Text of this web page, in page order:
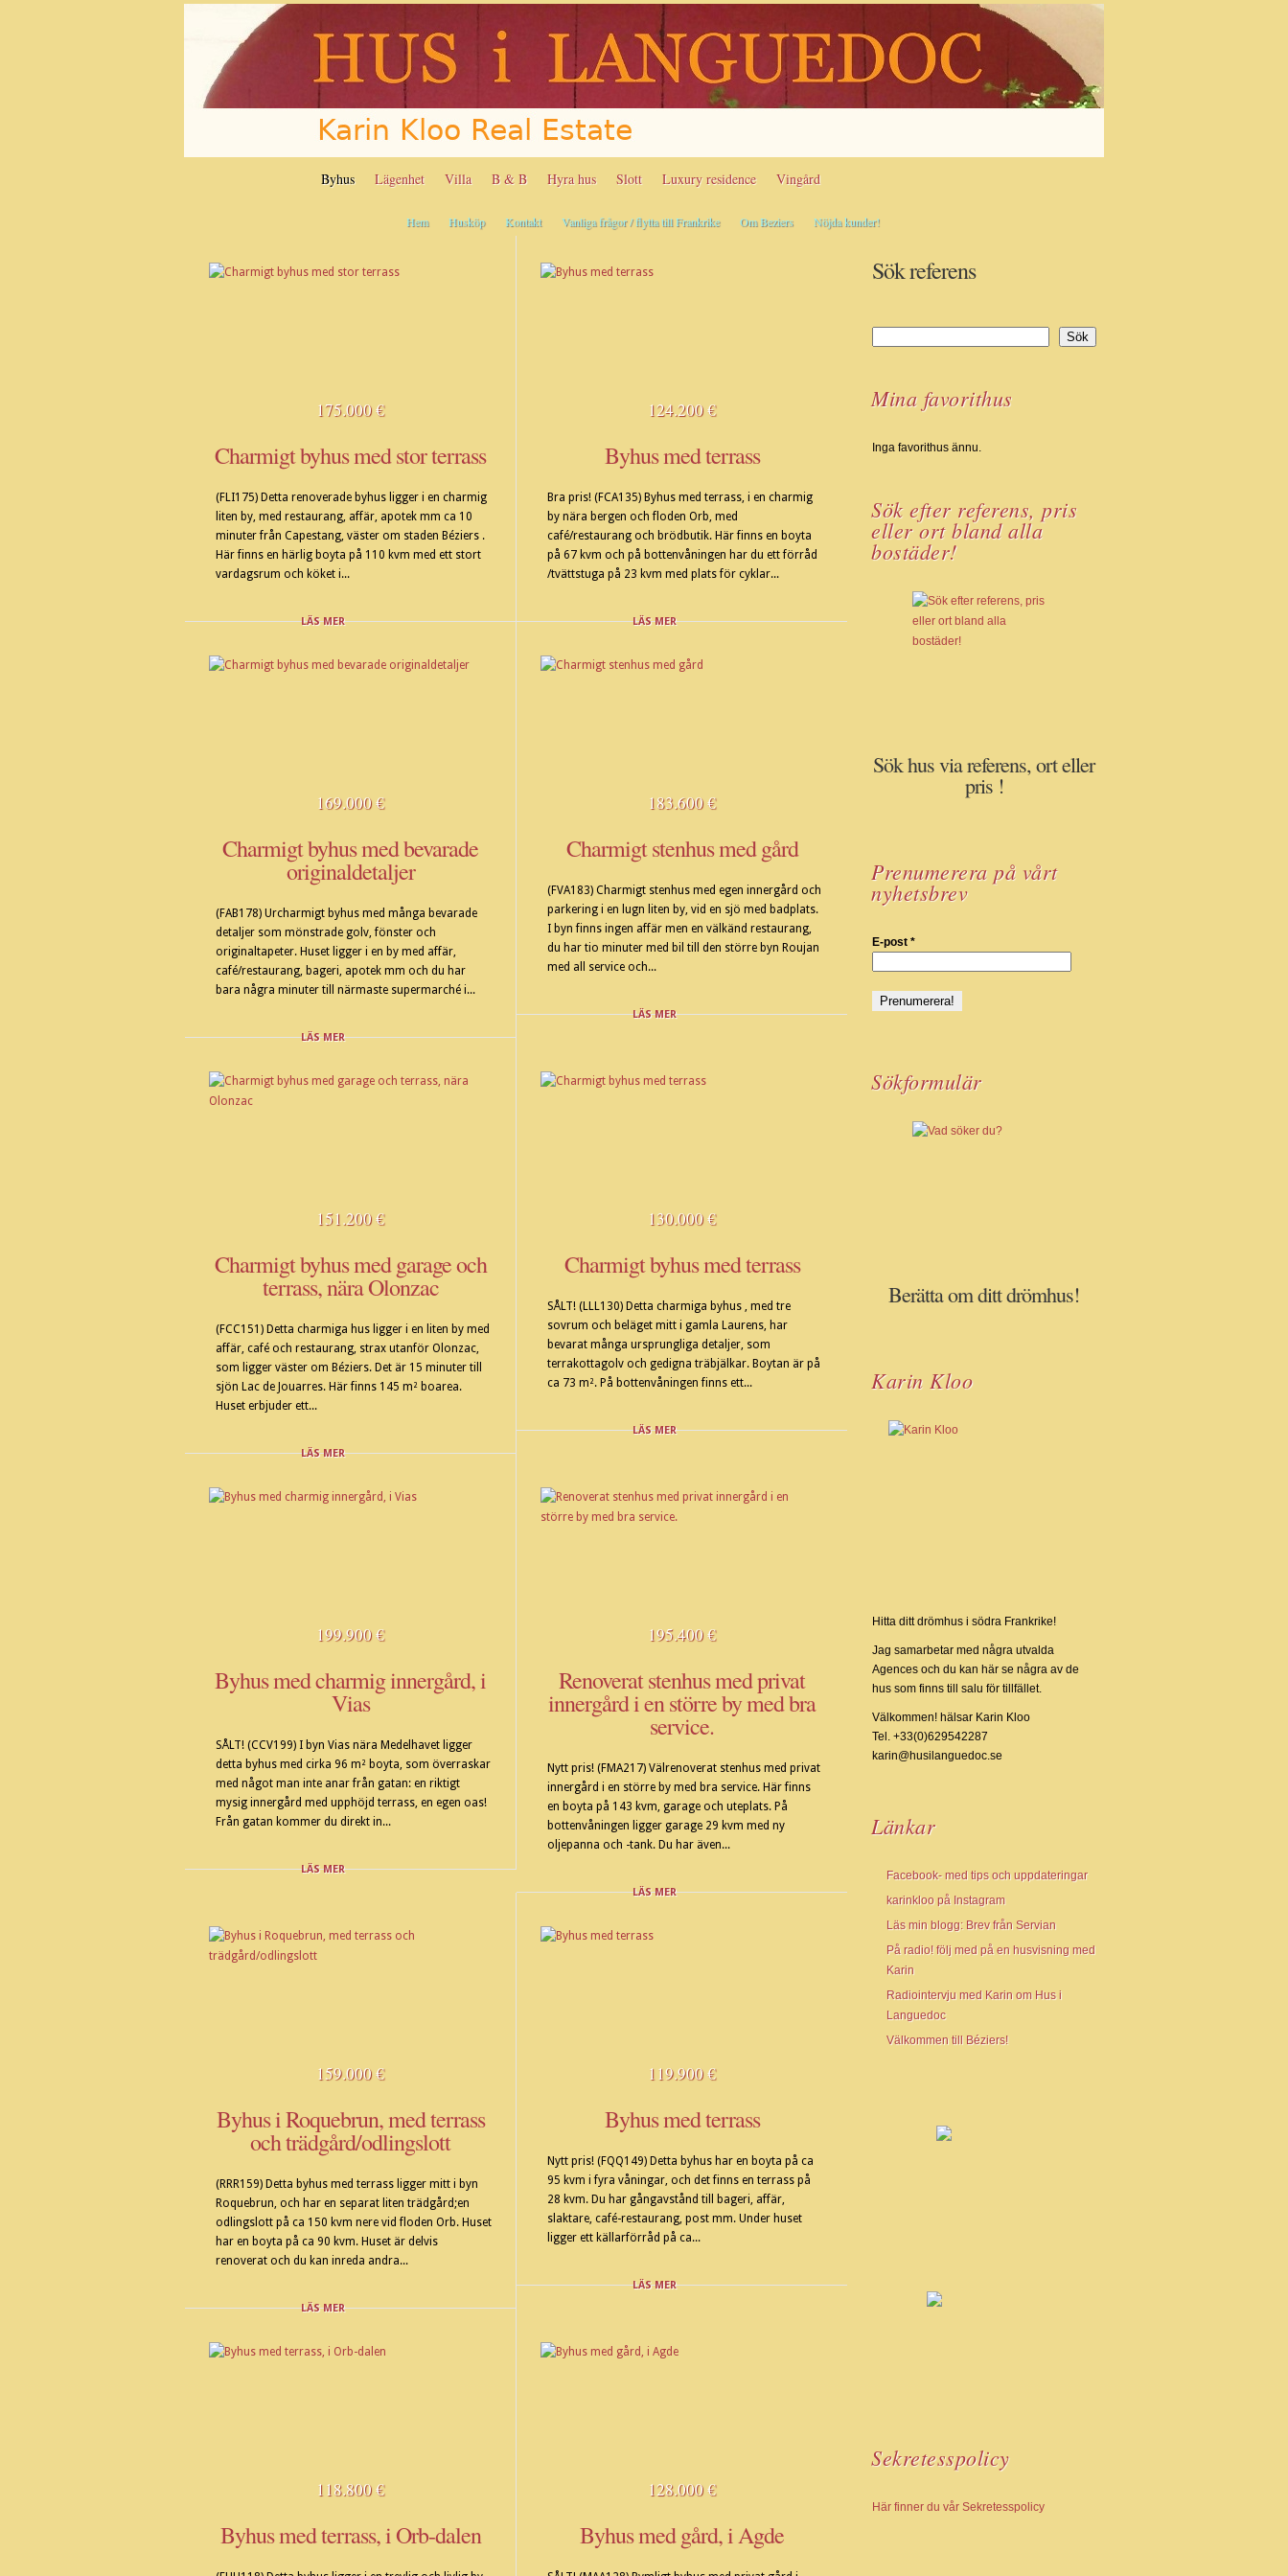
Byhus Lägenhet Villa B & B Hyra hus Slott Luxury residence Vingård
Hem Husköp Kontakt Vanliga frågor / flytta till Frankrike Om Beziers Nöjda kunder!
175.000 €
Charmigt byhus med stor terrass
(FLI175) Detta renoverade byhus ligger i en charmig
liten by, med restaurang, affär, apotek mm ca 10
minuter från Capestang, väster om staden Béziers .
Här finns en härlig boyta på 110 kvm med ett stort
vardagsrum och köket i...
LÄS MER
124.200 €
Byhus med terrass
Bra pris! (FCA135) Byhus med terrass, i en charmig
by nära bergen och floden Orb, med
café/restaurang och brödbutik. Här finns en boyta
på 67 kvm och på bottenvåningen har du ett förråd
/tvättstuga på 23 kvm med plats för cyklar...
LÄS MER
169.000 €
Charmigt byhus med bevarade
originaldetaljer
(FAB178) Urcharmigt byhus med många bevarade
detaljer som mönstrade golv, fönster och
originaltapeter. Huset ligger i en by med affär,
café/restaurang, bageri, apotek mm och du har
bara några minuter till närmaste supermarché i...
LÄS MER
183.600 €
Charmigt stenhus med gård
(FVA183) Charmigt stenhus med egen innergård och
parkering i en lugn liten by, vid en sjö med badplats.
I byn finns ingen affär men en välkänd restaurang,
du har tio minuter med bil till den större byn Roujan
med all service och...
LÄS MER
151.200 €
Charmigt byhus med garage och
terrass, nära Olonzac
(FCC151) Detta charmiga hus ligger i en liten by med
affär, café och restaurang, strax utanför Olonzac,
som ligger väster om Béziers. Det är 15 minuter till
sjön Lac de Jouarres. Här finns 145 m² boarea.
Huset erbjuder ett...
LÄS MER
130.000 €
Charmigt byhus med terrass
SÅLT! (LLL130) Detta charmiga byhus , med tre
sovrum och beläget mitt i gamla Laurens, har
bevarat många ursprungliga detaljer, som
terrakottagolv och gedigna träbjälkar. Boytan är på
ca 73 m². På bottenvåningen finns ett...
LÄS MER
199.900 €
Byhus med charmig innergård, i
Vias
SÅLT! (CCV199) I byn Vias nära Medelhavet ligger
detta byhus med cirka 96 m² boyta, som överraskar
med något man inte anar från gatan: en riktigt
mysig innergård med upphöjd terrass, en egen oas!
Från gatan kommer du direkt in...
LÄS MER
195.400 €
Renoverat stenhus med privat
innergård i en större by med bra
service.
Nytt pris! (FMA217) Välrenoverat stenhus med privat
innergård i en större by med bra service. Här finns
en boyta på 143 kvm, garage och uteplats. På
bottenvåningen ligger garage 29 kvm med ny
oljepanna och -tank. Du har även...
LÄS MER
159.000 €
Byhus i Roquebrun, med terrass
och trädgård/odlingslott
(RRR159) Detta byhus med terrass ligger mitt i byn
Roquebrun, och har en separat liten trädgård;en
odlingslott på ca 150 kvm nere vid floden Orb. Huset
har en boyta på ca 90 kvm. Huset är delvis
renoverat och du kan inreda andra...
LÄS MER
119.900 €
Byhus med terrass
Nytt pris! (FQQ149) Detta byhus har en boyta på ca
95 kvm i fyra våningar, och det finns en terrass på
28 kvm. Du har gångavstånd till bageri, affär,
slaktare, café-restaurang, post mm. Under huset
ligger ett källarförråd på ca...
LÄS MER
118.800 €
Byhus med terrass, i Orb-dalen
128.000 €
Byhus med gård, i Agde
Sök referens
Sök
Mina favorithus
Inga favorithus ännu.
Sök efter referens, pris
eller ort bland alla
bostäder!
Sök hus via referens, ort eller
pris !
Prenumerera på vårt
nyhetsbrev
E-post *
Sökformulär
Berätta om ditt drömhus!
Karin Kloo
Hitta ditt drömhus i södra Frankrike!
Jag samarbetar med några utvalda
Agences och du kan här se några av de
hus som finns till salu för tillfället.
Välkommen! hälsar Karin Kloo
Tel. +33(0)629542287
karin@husilanguedoc.se
Länkar
Facebook- med tips och uppdateringar
karinkloo på Instagram
Läs min blogg: Brev från Servian
På radio! följ med på en husvisning med
Karin
Radiointervju med Karin om Hus i
Languedoc
Välkommen till Béziers!
Sekretesspolicy
Här finner du vår Sekretesspolicy